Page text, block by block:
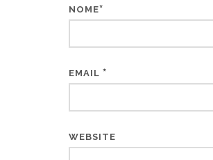
NOME*
EMAIL *
WEBSITE